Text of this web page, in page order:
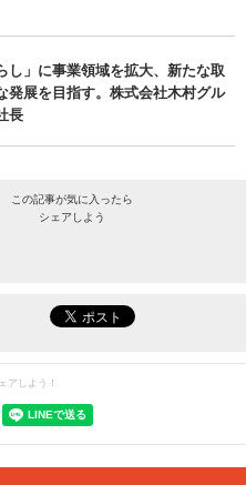
し」に事業領域を拡大、新たな取
発展を目指す。株式会社木村グル
長
この記事が気に入ったら
シェアしよう
最新情報をお届けします。
アしよう！